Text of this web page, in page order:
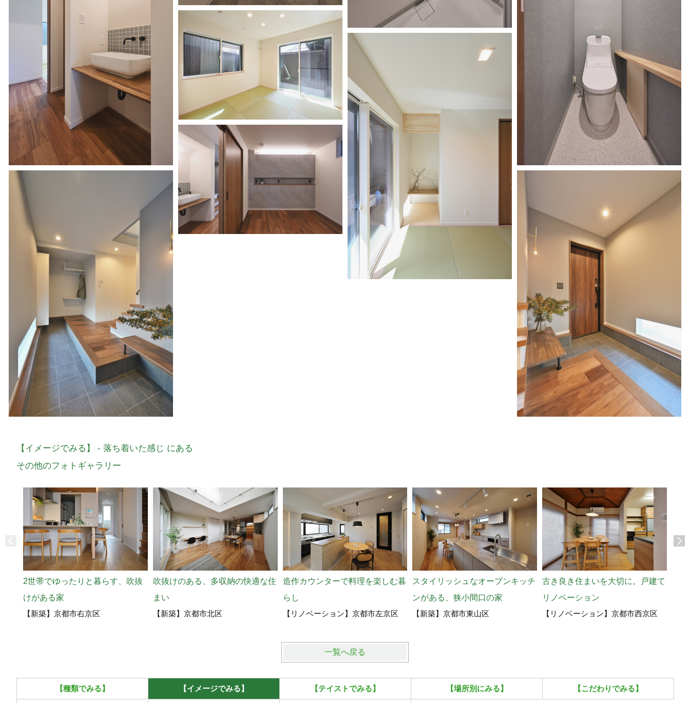
【イメージでみる】 - 落ち着いた感じ にある
その他のフォトギャラリー
2世帯でゆったりと暮らす、吹抜
けがある家
【新築】京都市右京区
吹抜けのある、多収納の快適な住
まい
【新築】京都市北区
造作カウンターで料理を楽しむ暮
らし
【リノベーション】京都市左京区
スタイリッシュなオープンキッチ
ンがある、狭小間口の家
【新築】京都市東山区
古き良き住まいを大切に。戸建て
リノベーション
【リノベーション】京都市西京区
一覧へ戻る
【種類でみる】 【イメージでみる】 【テイストでみる】 【場所別にみる】 【こだわりでみる】